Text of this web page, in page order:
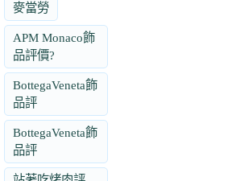
麥當勞
APM Monaco飾
品評價?
BottegaVeneta飾
品評
BottegaVeneta飾
品評